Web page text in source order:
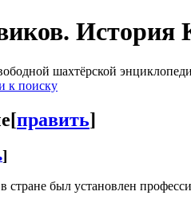
История
шахтёрской
к поиску
[править]
]
стране был установлен